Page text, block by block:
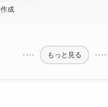
成
もっと見る